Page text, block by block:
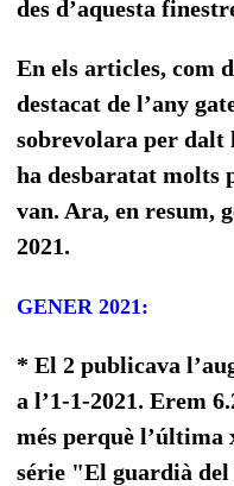
des d’aquesta
En els articles, com
destacat de l’any
sobrevolara per dalt
ha desbaratat molts
van. Ara, en resum,
2021.
GENER 2021:
* El 2 publicava
a l’1-1-2021. Erem
més perquè l’última
série "El guardià